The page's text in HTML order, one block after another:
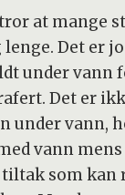
at mange
lenge. Det er
under vann
Det er
under vann,
vann
som kan